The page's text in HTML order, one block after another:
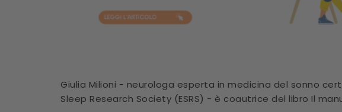
Giulia Milioni - neurologa esperta in medicina del sonno
Sleep Research Society (ESRS) - è coautrice del libro Il